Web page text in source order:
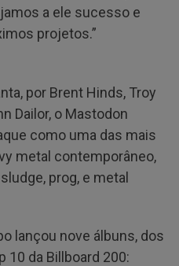
a ele sucesso e
projetos.”
por Brent Hinds, Troy
Dailor, o Mastodon
como uma das mais
metal contemporâneo,
prog, e metal
lançou nove álbuns, dos
10 da Billboard 200: